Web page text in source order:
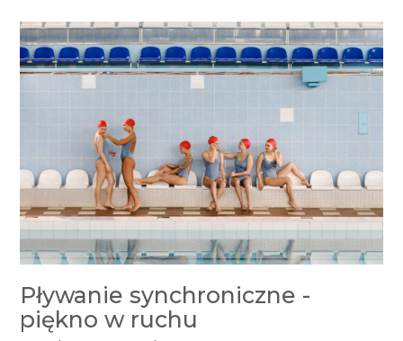
Pływanie synchroniczne -
piękno w ruchu